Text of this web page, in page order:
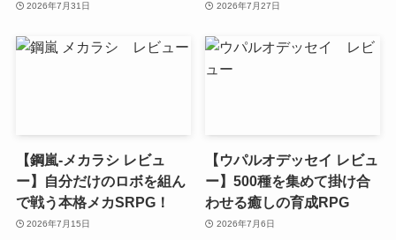
2026年7月31日 2026年7月27日
【鋼嵐-メカラシ レビュ
ー】自分だけのロボを組ん
で戦う本格メカSRPG！
2026年7月15日
【ウパルオデッセイ レビュ
ー】500種を集めて掛け合
わせる癒しの育成RPG
2026年7月6日